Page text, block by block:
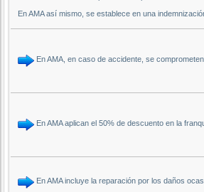
En AMA así mismo, se establece en una
En AMA, en caso de accidente, se
En AMA aplican el 50% de descuento en la
En AMA incluye la reparación por los daños